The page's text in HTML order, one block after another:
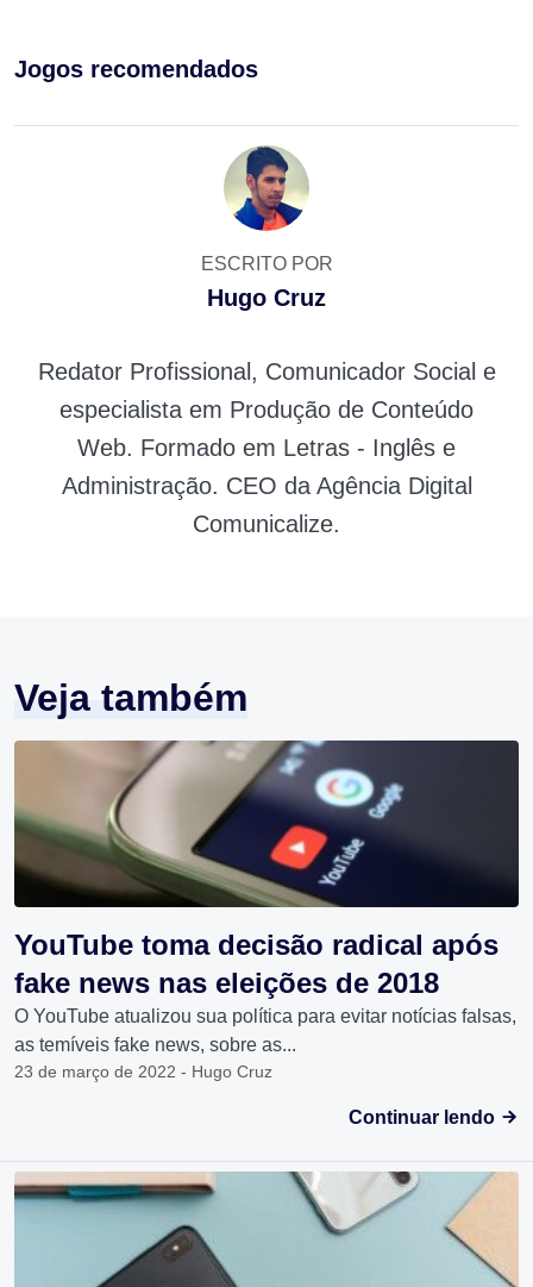
Jogos recomendados
ESCRITO POR
Hugo Cruz
Redator Profissional, Comunicador Social e
especialista em Produção de Conteúdo
Web. Formado em Letras - Inglês e
Administração. CEO da Agência Digital
Comunicalize.
Veja também
YouTube toma decisão radical após
fake news nas eleições de 2018
O YouTube atualizou sua política para evitar notícias falsas,
as temíveis fake news, sobre as...
23 de março de 2022 - Hugo Cruz
Continuar lendo